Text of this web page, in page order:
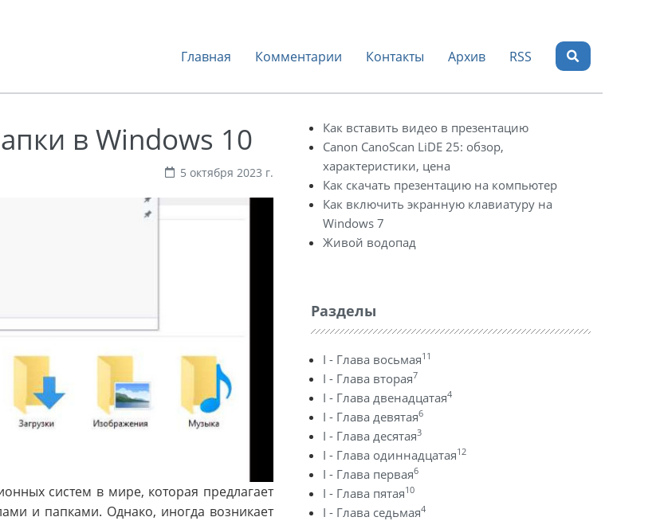
Главная Комментарии Контакты Архив RSS
в Windows 10
5 октября 2023 г.
систем в мире, которая предлагает
и папками. Однако, иногда возникает
Как вставить видео в презентацию
Canon CanoScan LiDE 25: обзор,
характеристики, цена
Как скачать презентацию на компьютер
Как включить экранную клавиатуру на
Windows 7
Живой водопад
Разделы
I - Глава восьмая11
I - Глава вторая7
I - Глава двенадцатая4
I - Глава девятая6
I - Глава десятая3
I - Глава одиннадцатая12
I - Глава первая6
I - Глава пятая10
I - Глава седьмая4